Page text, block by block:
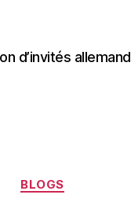
d’invités
Categories
BLOGS